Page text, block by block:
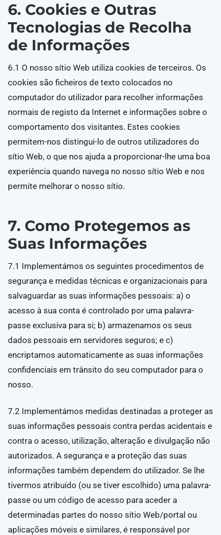
6. Cookies e Outras
Tecnologias de Recolha
de Informações
6.1 O nosso sítio Web utiliza cookies de terceiros. Os
cookies são ficheiros de texto colocados no
computador do utilizador para recolher informações
normais de registo da Internet e informações sobre o
comportamento dos visitantes. Estes cookies
permitem-nos distingui-lo de outros utilizadores do
sítio Web, o que nos ajuda a proporcionar-lhe uma boa
experiência quando navega no nosso sítio Web e nos
permite melhorar o nosso sítio.
7. Como Protegemos as
Suas Informações
7.1 Implementámos os seguintes procedimentos de
segurança e medidas técnicas e organizacionais para
salvaguardar as suas informações pessoais: a) o
acesso à sua conta é controlado por uma palavra-
passe exclusiva para si; b) armazenamos os seus
dados pessoais em servidores seguros; e c)
encriptamos automaticamente as suas informações
confidenciais em trânsito do seu computador para o
nosso.
7.2 Implementámos medidas destinadas a proteger as
suas informações pessoais contra perdas acidentais e
contra o acesso, utilização, alteração e divulgação não
autorizados. A segurança e a proteção das suas
informações também dependem do utilizador. Se lhe
tivermos atribuído (ou se tiver escolhido) uma palavra-
passe ou um código de acesso para aceder a
determinadas partes do nosso sítio Web/portal ou
aplicações móveis e similares, é responsável por